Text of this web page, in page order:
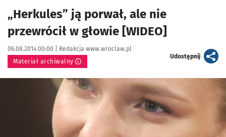
„Herkules” ją porwał, ale nie
przewrócił w głowie [WIDEO]
Data publikacji:
06.08.2014 00:00 | Autor:
Redakcja www.wroclaw.pl
Materiał archiwalny
Udostępnijartykuł
Kliknij, aby powiększyć